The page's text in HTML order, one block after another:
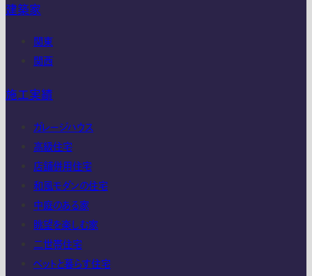
建築家
関東
関西
施工実績
ガレージハウス
高級住宅
店舗併用住宅
和風モダンの住宅
中庭のある家
眺望を楽しむ家
二世帯住宅
ペットと暮らす住宅